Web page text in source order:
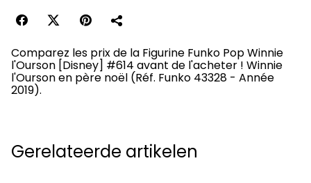
Comparez les prix de la Figurine Funko Pop Winnie
l'Ourson [Disney] #614 avant de l'acheter ! Winnie
l'Ourson en père noël (Réf. Funko 43328 - Année
2019).
Gerelateerde artikelen